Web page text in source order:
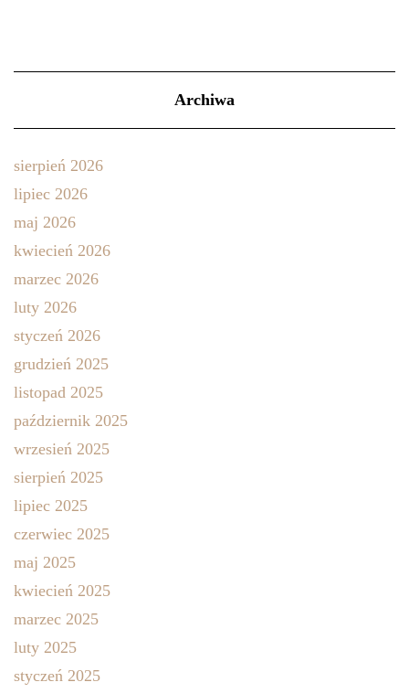
Archiwa
sierpień 2026
lipiec 2026
maj 2026
kwiecień 2026
marzec 2026
luty 2026
styczeń 2026
grudzień 2025
listopad 2025
październik 2025
wrzesień 2025
sierpień 2025
lipiec 2025
czerwiec 2025
maj 2025
kwiecień 2025
marzec 2025
luty 2025
styczeń 2025